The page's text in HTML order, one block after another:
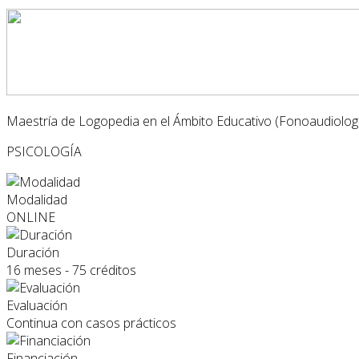
Maestría de Logopedia en el Ámbito Educativo
PSICOLOGÍA
Modalidad
ONLINE
Duración
16 meses - 75 créditos
Evaluación
Continua con casos prácticos